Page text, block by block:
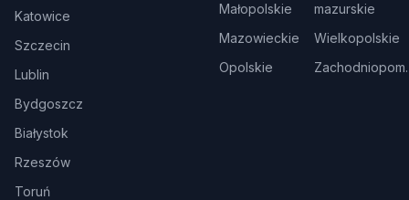
Katowice
Szczecin
Lublin
Bydgoszcz
Białystok
Rzeszów
Toruń
Małopolskie
Mazowieckie
Opolskie
mazurskie
Wielkopolskie
Zachodniopom.